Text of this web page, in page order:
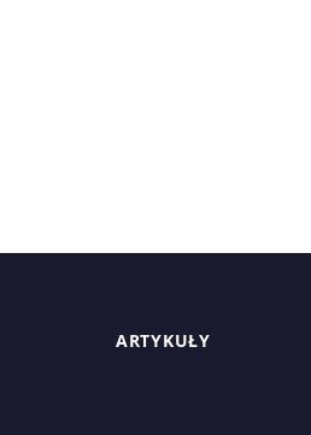
ARTYKUŁY